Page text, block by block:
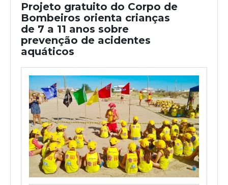
Projeto gratuito do Corpo de
Bombeiros orienta crianças
de 7 a 11 anos sobre
prevenção de acidentes
aquáticos